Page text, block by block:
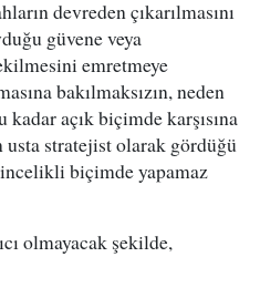
devreden çıkarılmasını
güvene veya
emretmeye
bakılmaksızın, neden
açık biçimde karşısına
usta stratejist olarak gördüğü
biçimde yapamaz
olmayacak şekilde,